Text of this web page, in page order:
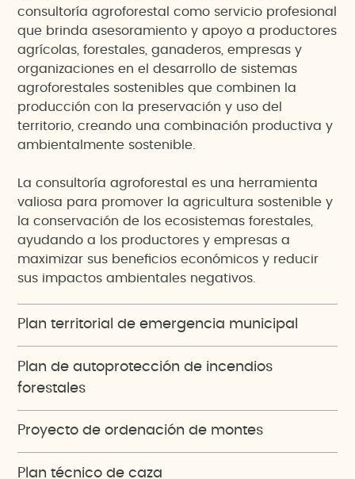
consultoría agroforestal como servicio profesional
que brinda asesoramiento y apoyo a productores
agrícolas, forestales, ganaderos, empresas y
organizaciones en el desarrollo de sistemas
agroforestales sostenibles que combinen la
producción con la preservación y uso del
territorio, creando una combinación productiva y
ambientalmente sostenible.
La consultoría agroforestal es una herramienta
valiosa para promover la agricultura sostenible y
la conservación de los ecosistemas forestales,
ayudando a los productores y empresas a
maximizar sus beneficios económicos y reducir
sus impactos ambientales negativos.
Plan territorial de emergencia municipal
Plan de autoprotección de incendios
forestales
Proyecto de ordenación de montes
Plan técnico de caza